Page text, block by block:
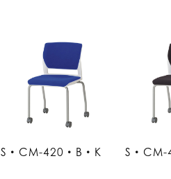
S・CM-420・B・K S・